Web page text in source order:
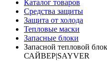
Каталог товаров
Средства защиты
Защита от холода
Тепловые маски
Запасные блоки
Запасной тепловой
САЙВЕР|SAYVER